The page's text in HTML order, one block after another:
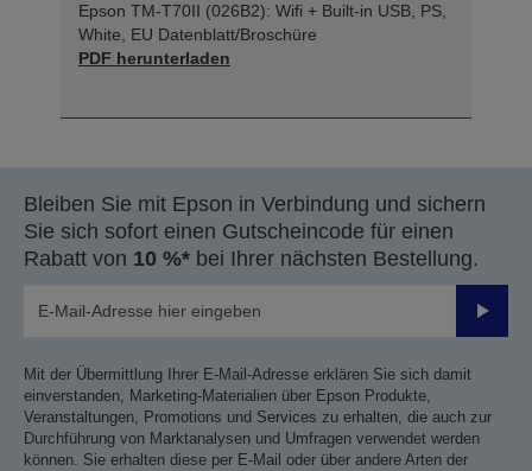
Epson TM-T70II (026B2): Wifi + Built-in USB, PS,
White, EU Datenblatt/Broschüre
PDF herunterladen
Bleiben Sie mit Epson in Verbindung und sichern
Sie sich sofort einen Gutscheincode für einen
Rabatt von 10 %* bei Ihrer nächsten Bestellung.
Mit der Übermittlung Ihrer E-Mail-Adresse erklären Sie sich damit
einverstanden, Marketing-Materialien über Epson Produkte,
Veranstaltungen, Promotions und Services zu erhalten, die auch zur
Durchführung von Marktanalysen und Umfragen verwendet werden
können. Sie erhalten diese per E-Mail oder über andere Arten der